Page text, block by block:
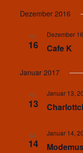
Dezember 2016
FR.
16 Cafe K
Dezember
Januar 2017
FR.
13
Januar 13,
SA.
14
Januar 14,